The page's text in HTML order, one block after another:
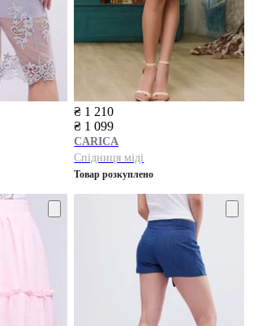
₴ 1 210
₴ 1 099
CARICA
Спідниця міді
Товар розкуплено